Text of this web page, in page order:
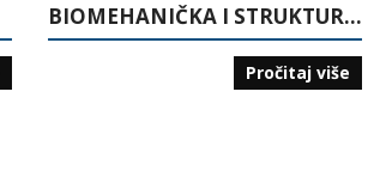
BIOMEHANIČKA I STRUKTURALNA ANALIZA TEHNIKE RUKOMETA
Pročitaj više